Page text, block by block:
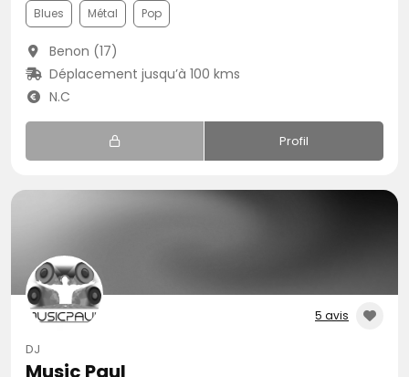
Blues Métal Pop
Benon (17)
Déplacement jusqu’à 100 kms
N.C
Profil
5 avis
DJ
Music Paul